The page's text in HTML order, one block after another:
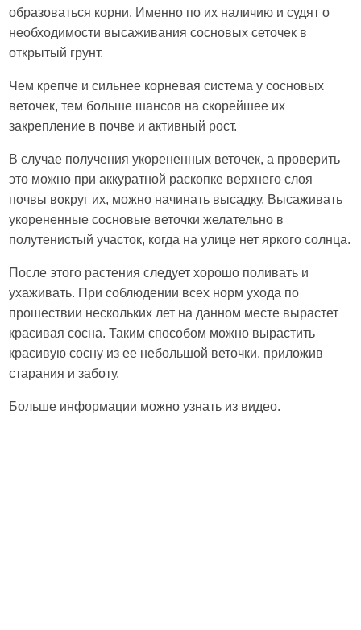
образоваться корни. Именно по их наличию и судят о
необходимости высаживания сосновых сеточек в
открытый грунт.
Чем крепче и сильнее корневая система у сосновых
веточек, тем больше шансов на скорейшее их
закрепление в почве и активный рост.
В случае получения укорененных веточек, а проверить
это можно при аккуратной раскопке верхнего слоя
почвы вокруг их, можно начинать высадку. Высаживать
укорененные сосновые веточки желательно в
полутенистый участок, когда на улице нет яркого солнца.
После этого растения следует хорошо поливать и
ухаживать. При соблюдении всех норм ухода по
прошествии нескольких лет на данном месте вырастет
красивая сосна. Таким способом можно вырастить
красивую сосну из ее небольшой веточки, приложив
старания и заботу.
Больше информации можно узнать из видео.